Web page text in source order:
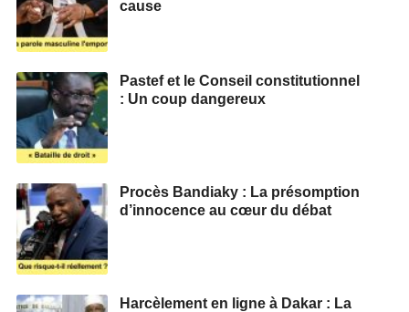
cause
Pastef et le Conseil constitutionnel
: Un coup dangereux
Procès Bandiaky : La présomption
d’innocence au cœur du débat
Harcèlement en ligne à Dakar : La